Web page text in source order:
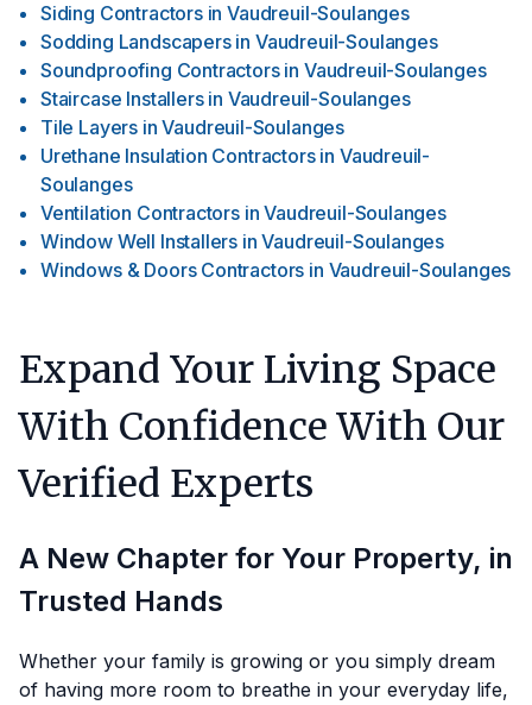
Siding Contractors in Vaudreuil-Soulanges
Sodding Landscapers in Vaudreuil-Soulanges
Soundproofing Contractors in Vaudreuil-Soulanges
Staircase Installers in Vaudreuil-Soulanges
Tile Layers in Vaudreuil-Soulanges
Urethane Insulation Contractors in Vaudreuil-
Soulanges
Ventilation Contractors in Vaudreuil-Soulanges
Window Well Installers in Vaudreuil-Soulanges
Windows & Doors Contractors in Vaudreuil-Soulanges
Expand Your Living Space
With Confidence With Our
Verified Experts
A New Chapter for Your Property, in
Trusted Hands
Whether your family is growing or you simply dream
of having more room to breathe in your everyday life,